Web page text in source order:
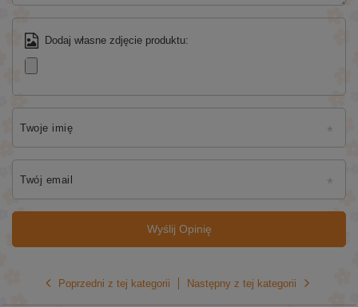
Dodaj własne zdjęcie produktu:
Twoje imię
Twój email
Wyślij Opinię
Poprzedni z tej kategorii Następny z tej kategorii